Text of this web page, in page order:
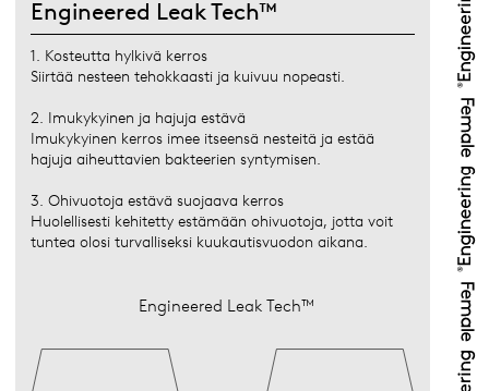
Engineered Leak Tech™
1. Kosteutta hylkivä kerros
Siirtää nesteen tehokkaasti ja kuivuu nopeasti.
2. Imukykyinen ja hajuja estävä
Imukykyinen kerros imee itseensä nesteitä ja estää
hajuja aiheuttavien bakteerien syntymisen.
3. Ohivuotoja estävä suojaava kerros
Huolellisesti kehitetty estämään ohivuotoja, jotta voit
tuntea olosi turvalliseksi kuukautisvuodon aikana.
Engineered Leak Tech™